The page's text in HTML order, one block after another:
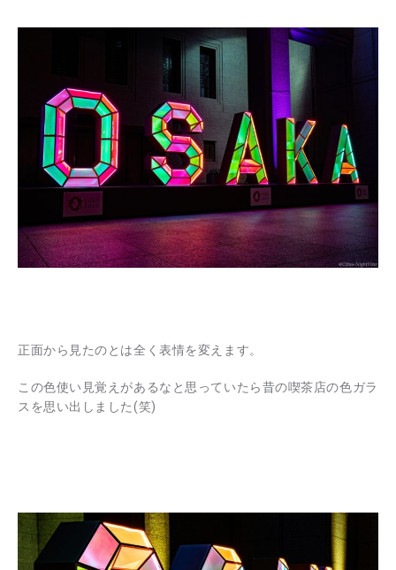
正面から見たのとは全く表情を変えます。
この色使い見覚えがあるなと思っていたら昔の喫茶店の色ガラ
スを思い出しました(笑)